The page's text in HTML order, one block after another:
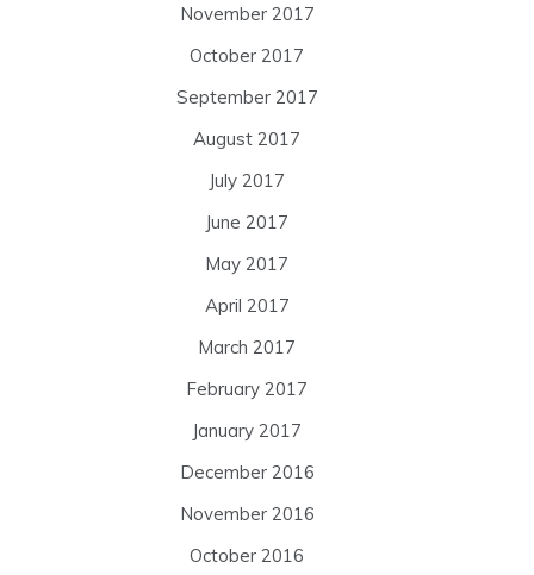
November 2017
October 2017
September 2017
August 2017
July 2017
June 2017
May 2017
April 2017
March 2017
February 2017
January 2017
December 2016
November 2016
October 2016